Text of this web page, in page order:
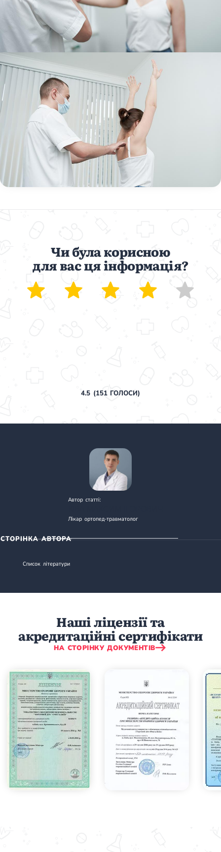
Чи була корисною
для вас ця інформація?
4.5(151ГОЛОСИ)
Автор статті:
Лікар ортопед-травматолог
СТОРІНКА АВТОРА
Список літератури
Наші ліцензії та
акредитаційні сертифікати
НА СТОРІНКУ ДОКУМЕНТІВ